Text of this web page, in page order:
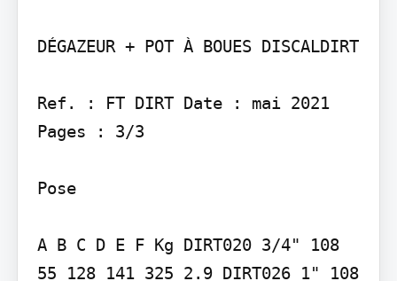
DÉGAZEUR + POT À BOUES DISCALDIRT
Ref. : FT DIRT Date : mai 2021
Pages : 3/3
Pose
A B C D E F Kg DIRT020 3/4" 108
55 128 141 325 2.9 DIRT026 1" 108